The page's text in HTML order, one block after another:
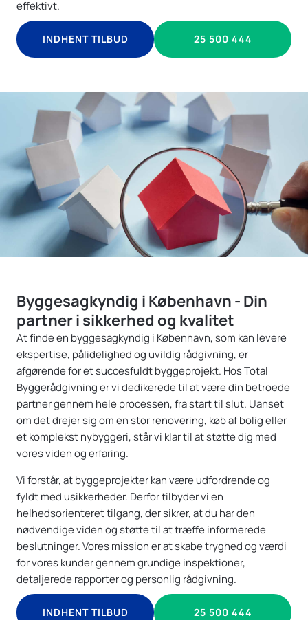
effektivt.
INDHENT TILBUD 25 500 444
Byggesagkyndig i København - Din
partner i sikkerhed og kvalitet
At finde en byggesagkyndig i København, som kan levere
ekspertise, pålidelighed og uvildig rådgivning, er
afgørende for et succesfuldt byggeprojekt. Hos Total
Byggerådgivning er vi dedikerede til at være din betroede
partner gennem hele processen, fra start til slut. Uanset
om det drejer sig om en stor renovering, køb af bolig eller
et komplekst nybyggeri, står vi klar til at støtte dig med
vores viden og erfaring.
Vi forstår, at byggeprojekter kan være udfordrende og
fyldt med usikkerheder. Derfor tilbyder vi en
helhedsorienteret tilgang, der sikrer, at du har den
nødvendige viden og støtte til at træffe informerede
beslutninger. Vores mission er at skabe tryghed og værdi
for vores kunder gennem grundige inspektioner,
detaljerede rapporter og personlig rådgivning.
INDHENT TILBUD 25 500 444